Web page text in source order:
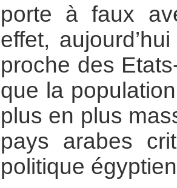
porte à faux
effet,
proche des
que la
plus en plus
pays arabes
politique